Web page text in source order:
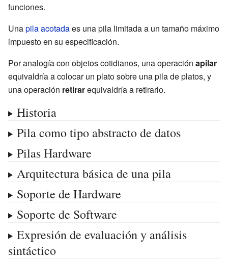
funciones.
Unapila acotadaes una pila limitada a un tamaño máximo
impuesto en su especificación.
Por analogía con objetos cotidianos, una operación apilar
equivaldría a colocar un plato sobre una pila de platos, y
una operación retirarequivaldría a retirarlo.
Historia
Pila como tipo abstracto de datos
Pilas Hardware
Arquitectura básica de una pila
Soporte de Hardware
Soporte de Software
Expresión de evaluación y análisis
sintáctico